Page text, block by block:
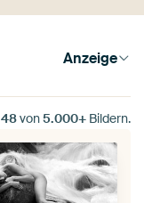
Anzeige
48von5.000+ Bildern.